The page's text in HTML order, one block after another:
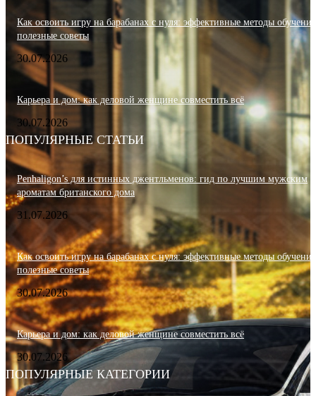
Как освоить игру на барабанах с нуля: эффективные методы
полезные советы
30.07.2026
Карьера и дом: как деловой женщине совместить всё
30.07.2026
ПОПУЛЯРНЫЕ СТАТЬИ
Penhaligon’s для истинных джентльменов: гид по лучшим мужским
ароматам британского дома
31.07.2026
Как освоить игру на барабанах с нуля: эффективные методы
полезные советы
30.07.2026
Карьера и дом: как деловой женщине совместить всё
30.07.2026
ПОПУЛЯРНЫЕ КАТЕГОРИИ